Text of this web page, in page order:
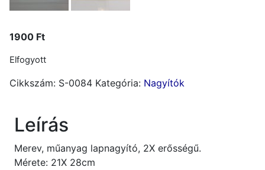
1900 Ft
Elfogyott
Cikkszám: S-0084 Kategória: Nagyítók
Leírás
Merev, műanyag lapnagyító, 2X erősségű.
Mérete: 21X 28cm